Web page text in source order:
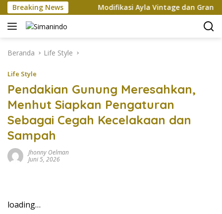
Langsung
ke
konten
Breaking News
Xi Jinping Modifikasi Ayla Vintage dan Gran Max
Beranda Life Style
Life Style
Pendakian Gunung Meresahkan,
Menhut Siapkan Pengaturan
Sebagai Cegah Kecelakaan dan
Sampah
Jhonny Oelman
Juni 5, 2026
loading…